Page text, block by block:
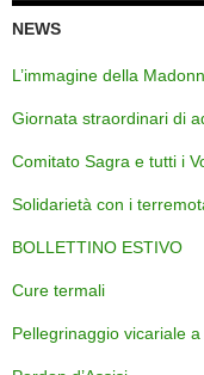
NEWS
L’immagine della
Giornata straordinari di
Comitato Sagra e tutti i
Solidarietà con i
BOLLETTINO ESTIVO
Cure termali
Pellegrinaggio vicariale